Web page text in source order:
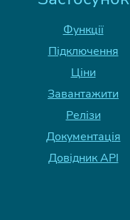
Функції
Підключення
Ціни
Завантажити
Релізи
Документація
Довідник API